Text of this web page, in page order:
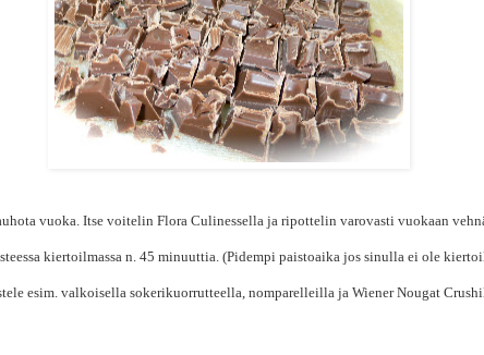
vuoka. Itse voitelin Flora Culinessella ja ripottelin varovasti vuokaan
kiertoilmassa n. 45 minuuttia. (Pidempi paistoaika jos sinulla ei ole
esim. valkoisella sokerikuorrutteella, nomparelleilla ja Wiener Nougat